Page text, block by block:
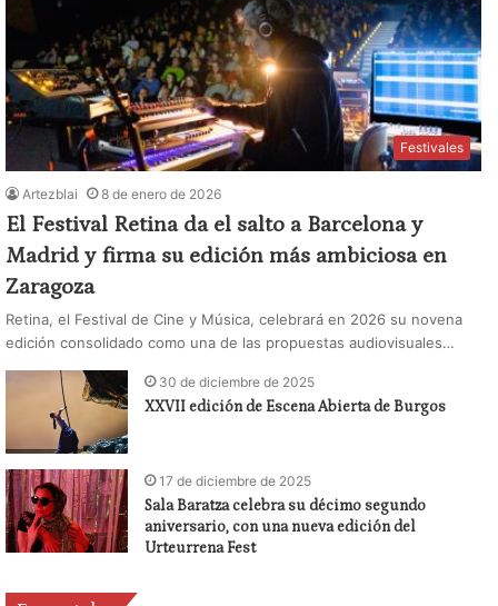
Festivales
Artezblai 8 de enero de 2026
El Festival Retina da el salto a Barcelona y
Madrid y firma su edición más ambiciosa en
Zaragoza
Retina, el Festival de Cine y Música, celebrará en 2026 su novena
edición consolidado como una de las propuestas audiovisuales…
30 de diciembre de 2025
XXVII edición de Escena Abierta de Burgos
17 de diciembre de 2025
Sala Baratza celebra su décimo segundo
aniversario, con una nueva edición del
Urteurrena Fest